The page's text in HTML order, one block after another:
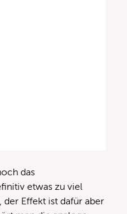
das
etwas zu viel
Effekt ist dafür aber